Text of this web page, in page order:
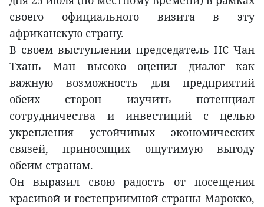
своего официального визита в эту
африканскую страну.
В своем выступлении председатель НС Чан
Тхань Ман высоко оценил диалог как
важную возможность для предприятий
обеих сторон изучить потенциал
сотрудничества и инвестиций с целью
укрепления устойчивых экономических
связей, приносящих ощутимую выгоду
обеим странам.
Он выразил свою радость от посещения
красивой и гостеприимной страны Марокко,